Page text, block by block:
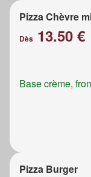
Pizza Chèvre
Dès 13.50 €
Base crème,
Pizza Burger